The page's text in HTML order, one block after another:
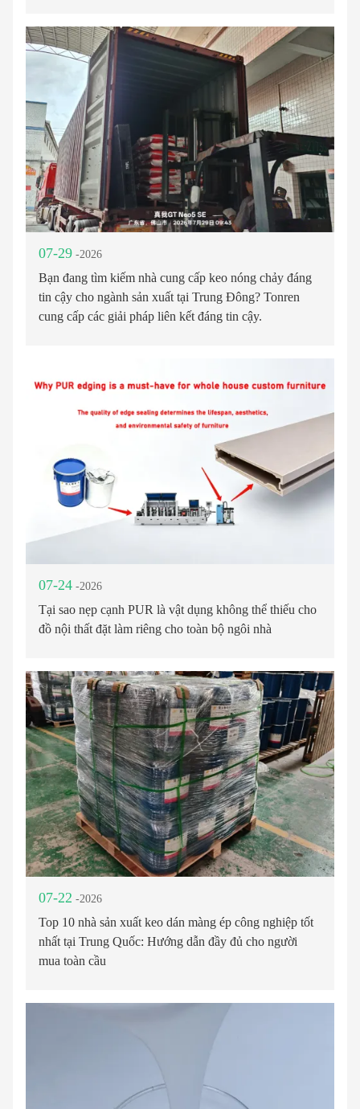
07-29 -2026
Bạn đang tìm kiếm nhà cung cấp keo nóng chảy đáng
tin cậy cho ngành sản xuất tại Trung Đông? Tonren
cung cấp các giải pháp liên kết đáng tin cậy.
07-24 -2026
Tại sao nẹp cạnh PUR là vật dụng không thể thiếu cho
đồ nội thất đặt làm riêng cho toàn bộ ngôi nhà
07-22 -2026
Top 10 nhà sản xuất keo dán màng ép công nghiệp tốt
nhất tại Trung Quốc: Hướng dẫn đầy đủ cho người
mua toàn cầu